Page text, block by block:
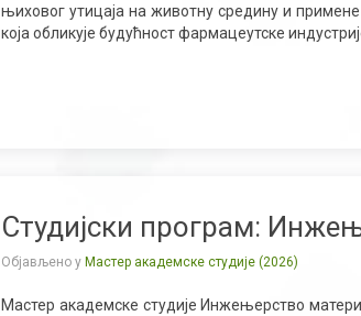
њиховог утицаја на животну средину и
која обликује будућност фармацеутске
Студијски програм:
Објављено у Мастер академске студије (2026)
Мастер академске студије Инжењерство